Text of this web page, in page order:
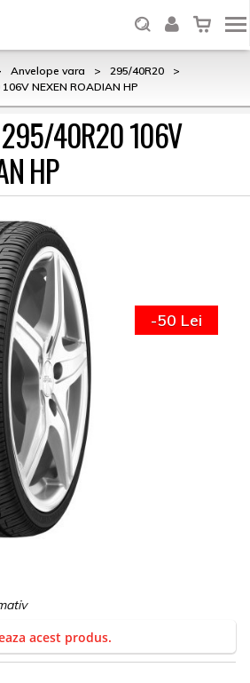
Anvelope vara > 295/40R20
>
NEXEN ROADIAN HP
295/40R20 106V
HP
-50 Lei
acest produs.